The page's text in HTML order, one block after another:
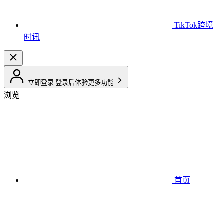
TikTok跨境
时讯
立即登录 登录后体验更多功能
浏览
首页